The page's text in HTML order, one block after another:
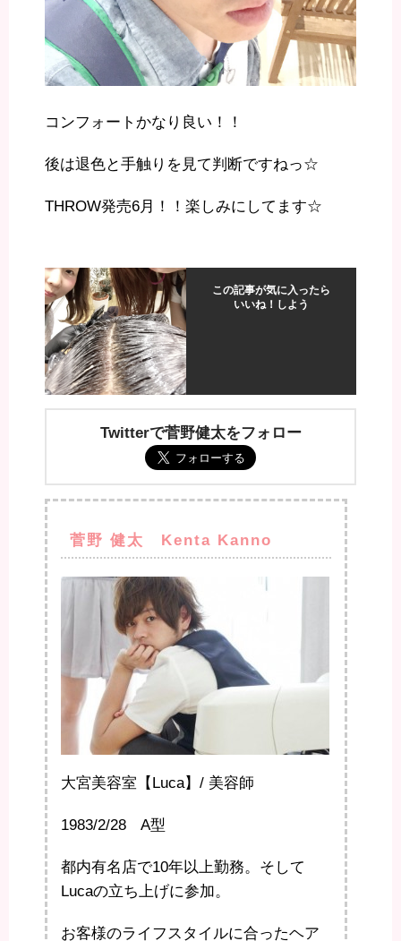
コンフォートかなり良い！！
後は退色と手触りを見て判断ですねっ☆
THROW発売6月！！楽しみにしてます☆
この記事が気に入ったら
いいね！しよう
Twitterで菅野健太をフォロー
菅野 健太 Kenta Kanno
大宮美容室【Luca】/ 美容師
1983/2/28 A型
都内有名店で10年以上勤務。そして
Lucaの立ち上げに参加。
お客様のライフスタイルに合ったヘア